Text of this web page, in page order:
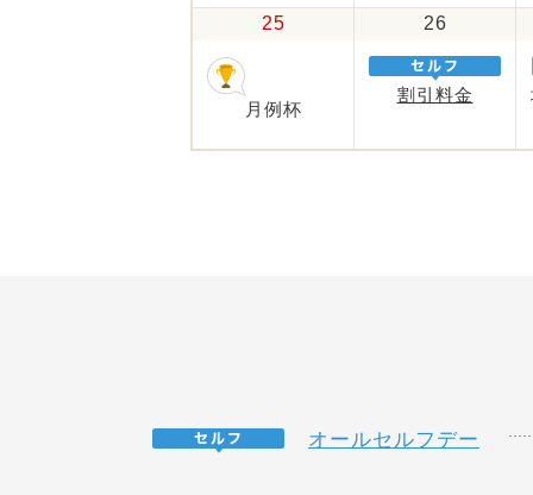
25
月例杯
26
割引料金
オールセルフデー